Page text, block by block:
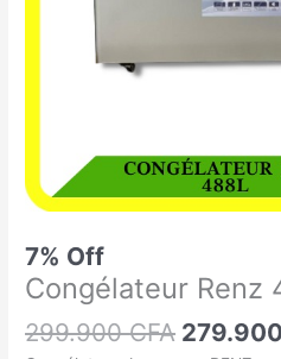
7% Off
Congélateur Renz
299.900CFA 279.900